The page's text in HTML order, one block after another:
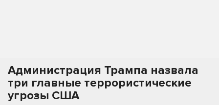
Администрация Трампа назвала
три главные террористические
угрозы США